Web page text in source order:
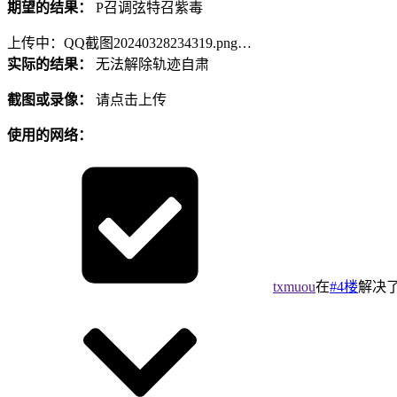
期望的结果： P召调弦特召紫毒
上传中：QQ截图20240328234319.png…
实际的结果：
无法解除轨迹自肃
截图或录像： 请点击上传
使用的网络：
txmuou在#4楼解决